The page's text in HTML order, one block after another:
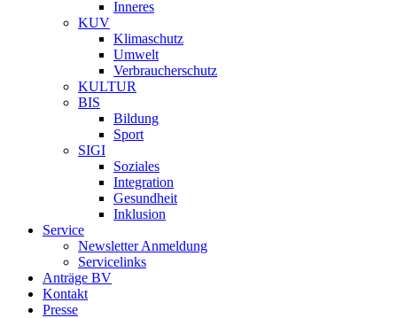
Inneres
KUV
Klimaschutz
Umwelt
Verbraucherschutz
KULTUR
BIS
Bildung
Sport
SIGI
Soziales
Integration
Gesundheit
Inklusion
Service
Newsletter Anmeldung
Servicelinks
Anträge BV
Kontakt
Presse